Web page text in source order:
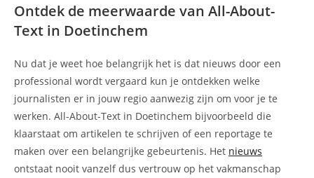
Ontdek de meerwaarde van All-About-
Text in Doetinchem
Nu dat je weet hoe belangrijk het is dat nieuws door een
professional wordt vergaard kun je ontdekken welke
journalisten er in jouw regio aanwezig zijn om voor je te
werken. All-About-Text in Doetinchem bijvoorbeeld die
klaarstaat om artikelen te schrijven of een reportage te
maken over een belangrijke gebeurtenis. Het nieuws
ontstaat nooit vanzelf dus vertrouw op het vakmanschap